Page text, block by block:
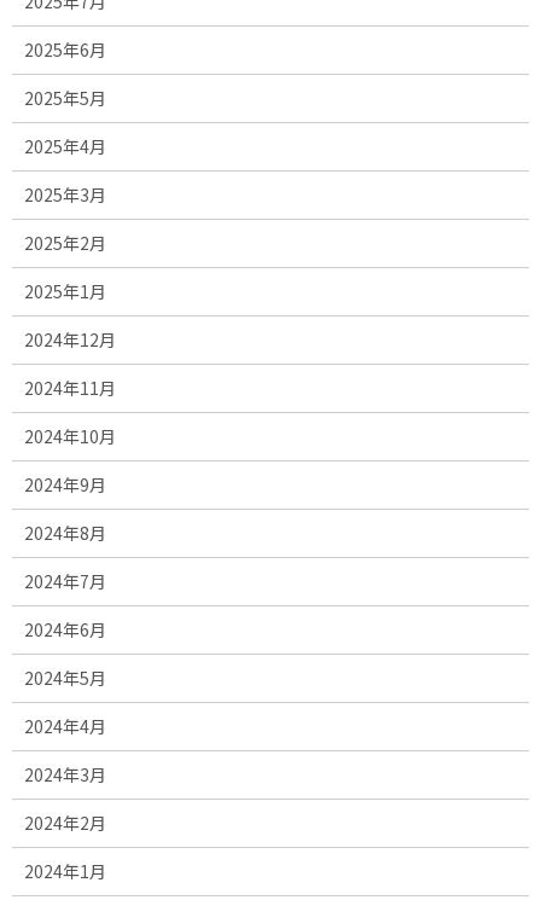
2025年6月
2025年5月
2025年4月
2025年3月
2025年2月
2025年1月
2024年12月
2024年11月
2024年10月
2024年9月
2024年8月
2024年7月
2024年6月
2024年5月
2024年4月
2024年3月
2024年2月
2024年1月